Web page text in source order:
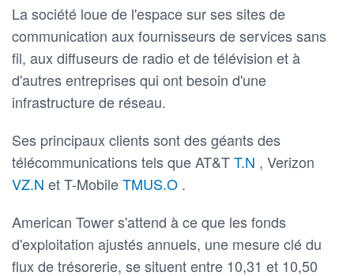
La société loue de l'espace sur ses sites de
communication aux fournisseurs de services sans
fil, aux diffuseurs de radio et de télévision et à
d'autres entreprises qui ont besoin d'une
infrastructure de réseau.
Ses principaux clients sont des géants des
télécommunications tels que AT&TT.N , Verizon
VZ.N et T-MobileTMUS.O .
American Tower s'attend à ce que les fonds
d'exploitation ajustés annuels, une mesure clé du
flux de trésorerie, se situent entre 10,31 et 10,50